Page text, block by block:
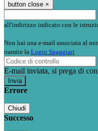
button close ×
all'indirizzo indicato con le
Non hai una e-mail associata al
tramite la Login Spaggiari
E-mail inviata, si prega di
Errore
Chiudi
Successo